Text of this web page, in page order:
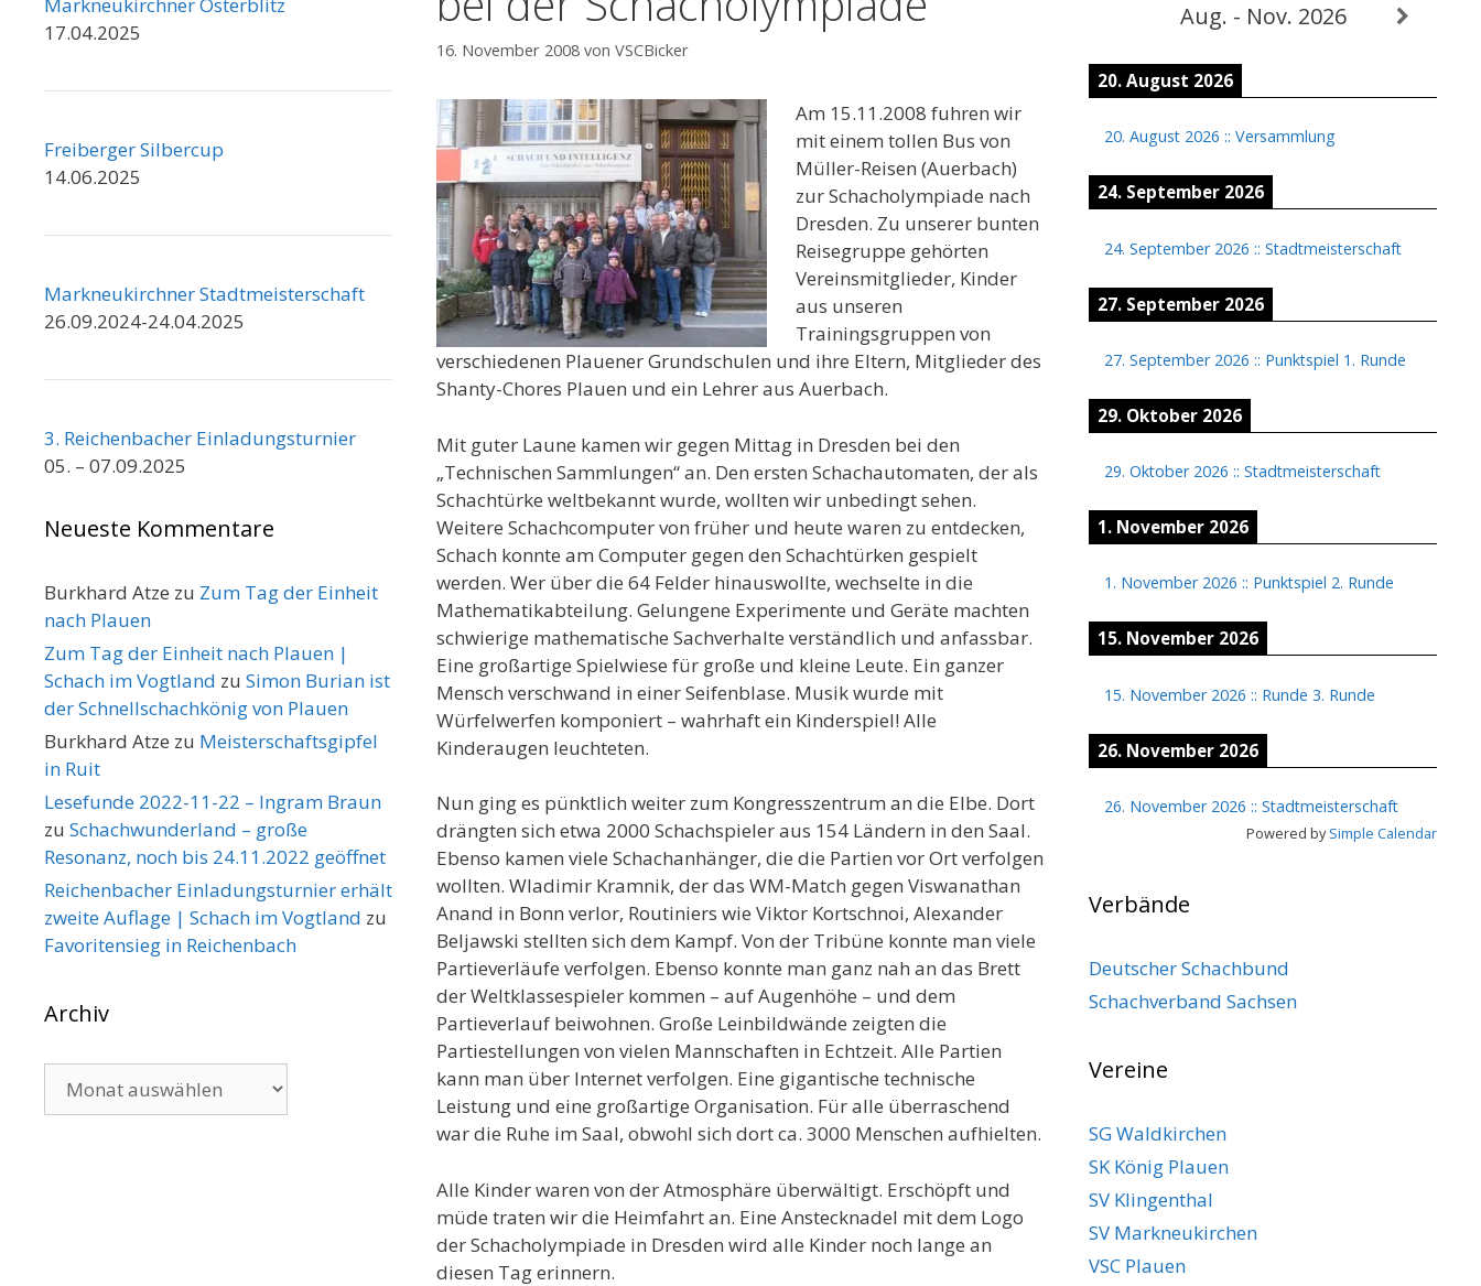
16. November 2008 von VSCBicker
Am 15.11.2008 fuhren wir
mit einem tollen Bus von
Müller-Reisen (Auerbach)
zur Schacholympiade nach
Dresden. Zu unserer bunten
Reisegruppe gehörten
Vereinsmitglieder, Kinder
aus unseren
Trainingsgruppen von
verschiedenen Plauener Grundschulen und ihre Eltern, Mitglieder des
Shanty-Chores Plauen und ein Lehrer aus Auerbach.
Mit guter Laune kamen wir gegen Mittag in Dresden bei den
„Technischen Sammlungen“ an. Den ersten Schachautomaten, der als
Schachtürke weltbekannt wurde, wollten wir unbedingt sehen.
Weitere Schachcomputer von früher und heute waren zu entdecken,
Schach konnte am Computer gegen den Schachtürken gespielt
werden. Wer über die 64 Felder hinauswollte, wechselte in die
Mathematikabteilung. Gelungene Experimente und Geräte machten
schwierige mathematische Sachverhalte verständlich und anfassbar.
Eine großartige Spielwiese für große und kleine Leute. Ein ganzer
Mensch verschwand in einer Seifenblase. Musik wurde mit
Würfelwerfen komponiert – wahrhaft ein Kinderspiel! Alle
Kinderaugen leuchteten.
Nun ging es pünktlich weiter zum Kongresszentrum an die Elbe. Dort
drängten sich etwa 2000 Schachspieler aus 154 Ländern in den Saal.
Ebenso kamen viele Schachanhänger, die die Partien vor Ort verfolgen
wollten. Wladimir Kramnik, der das WM-Match gegen Viswanathan
Anand in Bonn verlor, Routiniers wie Viktor Kortschnoi, Alexander
Beljawski stellten sich dem Kampf. Von der Tribüne konnte man viele
Partieverläufe verfolgen. Ebenso konnte man ganz nah an das Brett
der Weltklassespieler kommen – auf Augenhöhe – und dem
Partieverlauf beiwohnen. Große Leinbildwände zeigten die
Partiestellungen von vielen Mannschaften in Echtzeit. Alle Partien
kann man über Internet verfolgen. Eine gigantische technische
Leistung und eine großartige Organisation. Für alle überraschend
war die Ruhe im Saal, obwohl sich dort ca. 3000 Menschen aufhielten.
Alle Kinder waren von der Atmosphäre überwältigt. Erschöpft und
müde traten wir die Heimfahrt an. Eine Anstecknadel mit dem Logo
der Schacholympiade in Dresden wird alle Kinder noch lange an
diesen Tag erinnern.
17.04.2025
Freiberger Silbercup
14.06.2025
Markneukirchner Stadtmeisterschaft
26.09.2024-24.04.2025
3. Reichenbacher Einladungsturnier
05. – 07.09.2025
Neueste Kommentare
Burkhard Atze zu Zum Tag der Einheit
nach Plauen
Zum Tag der Einheit nach Plauen |
Schach im Vogtland zu Simon Burian ist
der Schnellschachkönig von Plauen
Burkhard Atze zu Meisterschaftsgipfel
in Ruit
Lesefunde 2022-11-22 – Ingram Braun
zu Schachwunderland – große
Resonanz, noch bis 24.11.2022 geöffnet
Reichenbacher Einladungsturnier erhält
zweite Auflage | Schach im Vogtland zu
Favoritensieg in Reichenbach
Archiv
Aug. - Nov. 2026
20. August 2026
20. August 2026 :: Versammlung
24. September 2026
24. September 2026 :: Stadtmeisterschaft
27. September 2026
27. September 2026 :: Punktspiel 1. Runde
29. Oktober 2026
29. Oktober 2026 :: Stadtmeisterschaft
1. November 2026
1. November 2026 :: Punktspiel 2. Runde
15. November 2026
15. November 2026 :: Runde 3. Runde
26. November 2026
26. November 2026 :: Stadtmeisterschaft
Powered bySimple Calendar
Verbände
Deutscher Schachbund
Schachverband Sachsen
Vereine
SG Waldkirchen
SK König Plauen
SV Klingenthal
SV Markneukirchen
VSC Plauen